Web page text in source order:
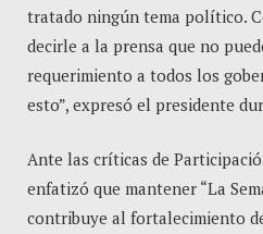
tratado ningún tema político.
decirle a la prensa que no
requerimiento a todos los
esto”, expresó el presidente
Ante las críticas de
enfatizó que mantener “La
contribuye al fortalecimiento